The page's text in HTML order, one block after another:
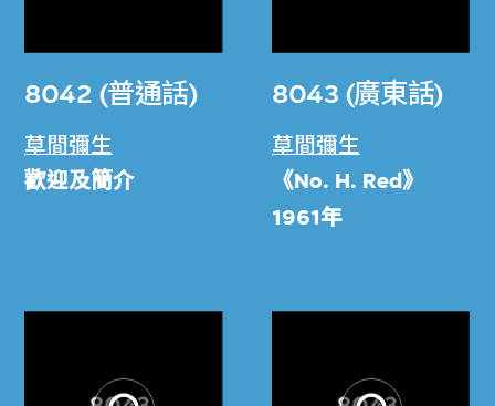
8042 (普通話)
草間彌生
歡迎及簡介
8043 (廣東話)
草間彌生
《No. H. Red》
1961年